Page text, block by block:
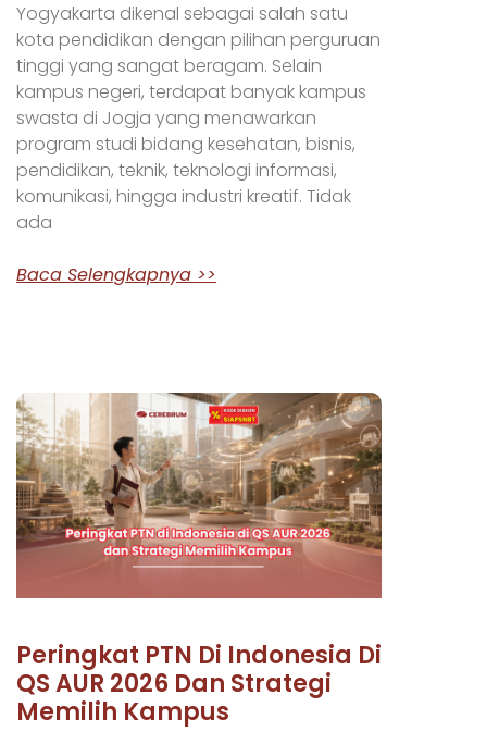
Yogyakarta dikenal sebagai salah satu
kota pendidikan dengan pilihan perguruan
tinggi yang sangat beragam. Selain
kampus negeri, terdapat banyak kampus
swasta di Jogja yang menawarkan
program studi bidang kesehatan, bisnis,
pendidikan, teknik, teknologi informasi,
komunikasi, hingga industri kreatif. Tidak
ada
Baca Selengkapnya >>
Peringkat PTN Di Indonesia Di
QS AUR 2026 Dan Strategi
Memilih Kampus